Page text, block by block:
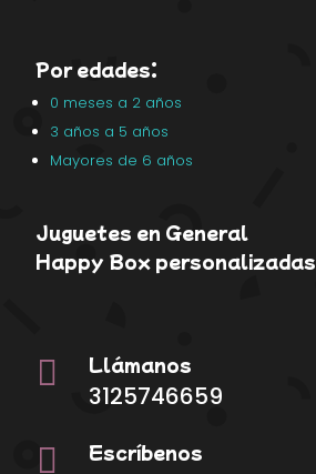
Por edades:
0 meses a 2 años
3 años a 5 años
Mayores de 6 años
Juguetes en General
Happy Box personalizadas
 Llámanos
3125746659
 Escríbenos